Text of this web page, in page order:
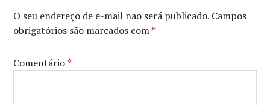
O seu endereço de e-mail não será publicado. Campos
obrigatórios são marcados com*
Comentário*